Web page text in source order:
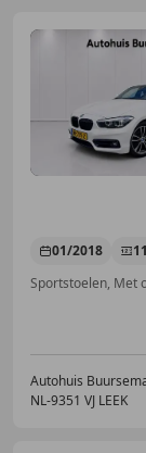
01/2018
Autohuis
NL-9351 VJ LEEK